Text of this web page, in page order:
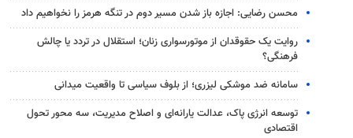
محسن رضایی: اجازه باز شدن مسیر دوم در تنگه هرمز را نخواهیم داد
روایت یک حقوقدان از موتورسواری زنان؛ استقلال در تردد یا چالش
فرهنگی؟
سامانه ضد موشکی لیزری؛ از بلوف سیاسی تا واقعیت میدانی
توسعه انرژی پاک، عدالت یارانه‌ای و اصلاح مدیریت، سه محور تحول
اقتصادی